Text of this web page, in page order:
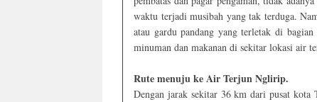
waktu terjadi musibah yang tak terduga.
atau gardu pandang yang terletak di
minuman dan makanan di sekitar lokasi air
Rute menuju ke Air Terjun Nglirip.
Dengan jarak sekitar 36 km dari pusat kota